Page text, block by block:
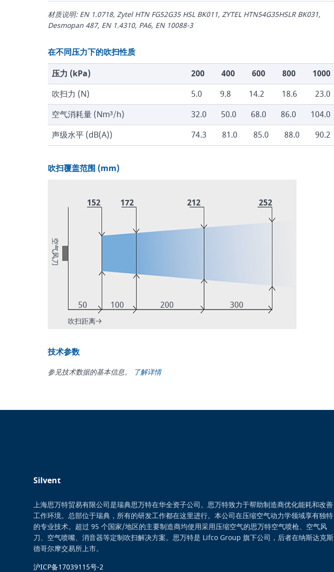
材质说明: EN 1.0718, Zytel HTN FG52G35 HSL BK011, ZYTEL HTN54G35HSLR BK031,
Desmopan 487, EN 1.4310, PA6, EN 10088-3
在不同压力下的吹扫性质
压力 (kPa)
200 400 600 800
1000
吹扫力 (N)
5.0 9.8 14.2 18.6
23.0
空气消耗量 (Nm³/h)
32.0 50.0 68.0 86.0
104.0
声级水平 (dB(A))
74.3 81.0 85.0 88.0 90.2
吹扫覆盖范围 (mm)
空气风刀
吹扫距离
152 172 212 252
50 100 200 300
技术参数
参见技术数据的基本信息。 了解详情
Silvent
上海思万特贸易有限公司是瑞典思万特在华全资子公司。思万特致力于帮助制造商优化能耗和改善
工作环境。总部位于瑞典，所有的研发工作都在这里进行。本公司在压缩空气动力学领域享有独特
的专业技术。超过 95 个国家/地区的主要制造商均使用采用压缩空气的思万特空气喷枪、空气风
刀、空气喷嘴、消音器等定制吹扫解决方案。思万特是 Lifco Group 旗下公司，后者在纳斯达克斯
德哥尔摩交易所上市。
沪ICP备17039115号-2